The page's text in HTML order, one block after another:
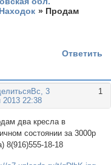
» Продам
Ответить
1
Вс, 3
2013 22:38
два кресла в
состоянии за 3000р
8(916)555-18-18